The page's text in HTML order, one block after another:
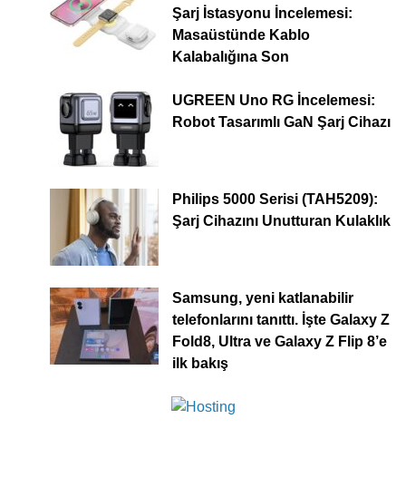
Şarj İstasyonu İncelemesi:
Masaüstünde Kablo
Kalabalığına Son
UGREEN Uno RG İncelemesi:
Robot Tasarımlı GaN Şarj Cihazı
Philips 5000 Serisi (TAH5209):
Şarj Cihazını Unutturan Kulaklık
Samsung, yeni katlanabilir
telefonlarını tanıttı. İşte Galaxy Z
Fold8, Ultra ve Galaxy Z Flip 8’e
ilk bakış